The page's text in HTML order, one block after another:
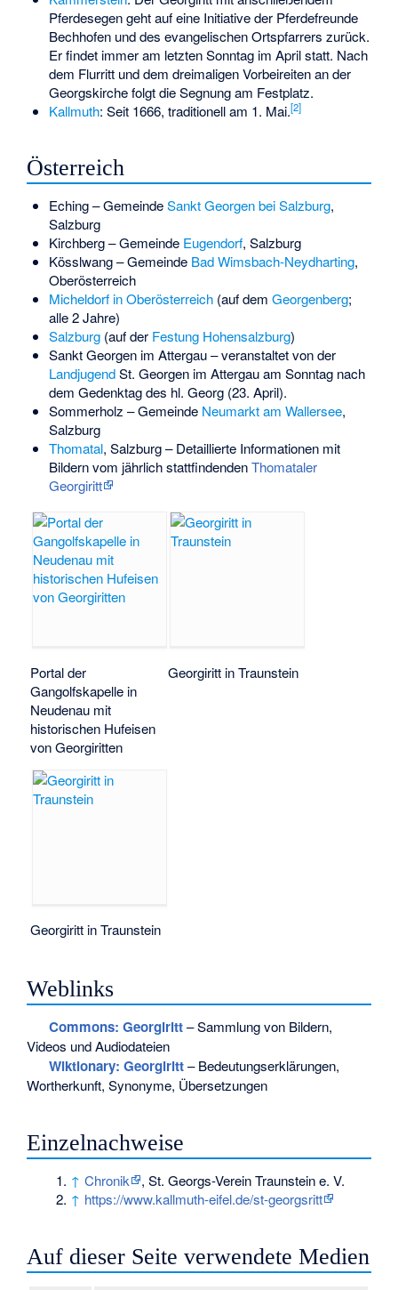
Pferdesegen geht auf eine Initiative der Pferdefreunde
Bechhofen und des evangelischen Ortspfarrers zurück.
Er findet immer am letzten Sonntag im April statt. Nach
dem Flurritt und dem dreimaligen Vorbeireiten an der
Georgskirche folgt die Segnung am Festplatz.
Kallmuth: Seit 1666, traditionell am 1. Mai.[2]
Österreich
Eching – GemeindeSankt Georgen bei Salzburg,
Salzburg
Kirchberg – Gemeinde Eugendorf, Salzburg
Kösslwang – Gemeinde Bad Wimsbach-Neydharting,
Oberösterreich
Micheldorf in Oberösterreich(auf dem Georgenberg;
alle 2 Jahre)
Salzburg(auf der Festung Hohensalzburg)
Sankt Georgen im Attergau– veranstaltet von der
LandjugendSt. Georgen im Attergau am Sonntag nach
dem Gedenktag des hl. Georg (23. April).
Sommerholz – Gemeinde Neumarkt am Wallersee,
Salzburg
Thomatal, Salzburg – Detaillierte Informationen mit
Bildern vom jährlich stattfindendenThomataler
Georgiritt
Portal der
Gangolfskapelle in
Neudenau mit
historischen Hufeisen
von Georgiritten
Georgiritt in Traunstein
Georgiritt in Traunstein
Weblinks
Commons: Georgiritt– Sammlung von Bildern,
Videos und Audiodateien
Wiktionary: Georgiritt– Bedeutungserklärungen,
Wortherkunft, Synonyme, Übersetzungen
Einzelnachweise
↑ Chronik
, St. Georgs-Verein Traunstein e. V.
↑ https://www.kallmuth-eifel.de/st-georgsritt
Auf dieser Seite verwendete Medien